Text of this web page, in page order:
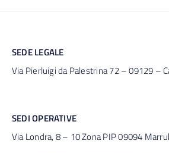
SEDE LEGALE
Via Pierluigi da Palestrina 72 – 09129 –
SEDI OPERATIVE
Via Londra, 8 – 10 Zona PIP 09094